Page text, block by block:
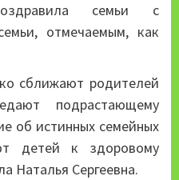
семьи с
отмечаемым, как
сближают родителей
подрастающему
об истинных семейных
детей к здоровому
Наталья Сергеевна.